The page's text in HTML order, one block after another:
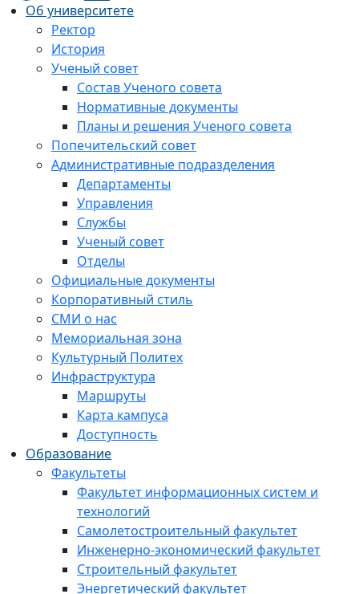
Об университете
Ректор
История
Ученый совет
Состав Ученого совета
Нормативные документы
Планы и решения Ученого совета
Попечительский совет
Административные подразделения
Департаменты
Управления
Службы
Ученый совет
Отделы
Официальные документы
Корпоративный стиль
СМИ о нас
Мемориальная зона
Культурный Политех
Инфраструктура
Маршруты
Карта кампуса
Доступность
Образование
Факультеты
Факультет информационных систем и
технологий
Самолетостроительный факультет
Инженерно-экономический факультет
Строительный факультет
Энергетический факультет